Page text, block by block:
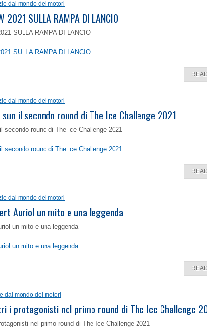
dal mondo dei motori
2021 SULLA RAMPA DI LANCIO
SULLA RAMPA DI LANCIO
SULLA RAMPA DI LANCIO
dal mondo dei motori
il secondo round di The Ice Challenge 2021
secondo round di The Ice Challenge 2021
secondo round di The Ice Challenge 2021
dal mondo dei motori
Auriol un mito e una leggenda
un mito e una leggenda
un mito e una leggenda
dal mondo dei motori
i protagonisti nel primo round di The Ice Challenge
nel primo round di The Ice Challenge 2021